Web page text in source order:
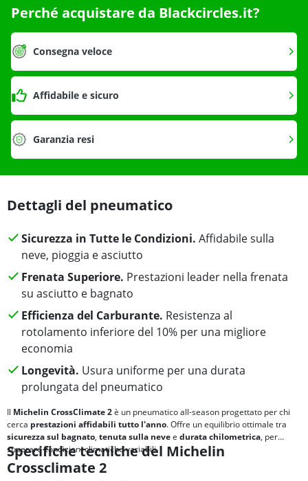
Perché acquistare da Blackcircles.it?
Consegna veloce
Affidabile e sicuro
Garanzia resi
Dettagli del pneumatico
Sicurezza in Tutte le Condizioni. Affidabile sulla
neve, pioggia e asciutto
Frenata Superiore. Prestazioni leader nella frenata
su asciutto e bagnato
Efficienza del Carburante. Resistenza al
rotolamento inferiore del 10% per una migliore
economia
Longevità. Usura uniforme per una durata
prolungata del pneumatico
Il Michelin CrossClimate 2è un pneumatico all-season progettato per chi
cerca prestazioni affidabili tutto l'anno. Offre un equilibrio ottimale tra
sicurezza sul bagnato, tenuta sulla nevee durata chilometrica, per
superare condizioni climatiche variabili.
Specifiche tecniche del Michelin
Crossclimate 2